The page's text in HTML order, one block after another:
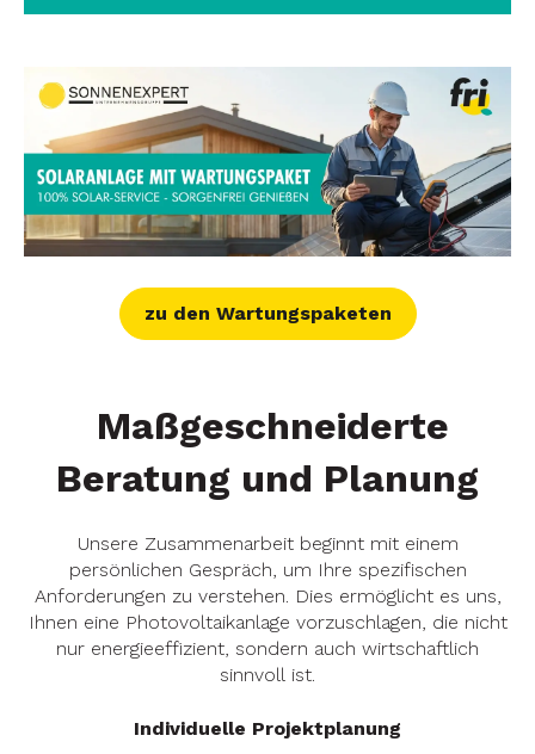
zu den Wartungspaketen
Maßgeschneiderte
Beratung und Planung
Unsere Zusammenarbeit beginnt mit einem
persönlichen Gespräch, um Ihre spezifischen
Anforderungen zu verstehen. Dies ermöglicht es uns,
Ihnen eine Photovoltaikanlage vorzuschlagen, die nicht
nur energieeffizient, sondern auch wirtschaftlich
sinnvoll ist.
Individuelle Projektplanung